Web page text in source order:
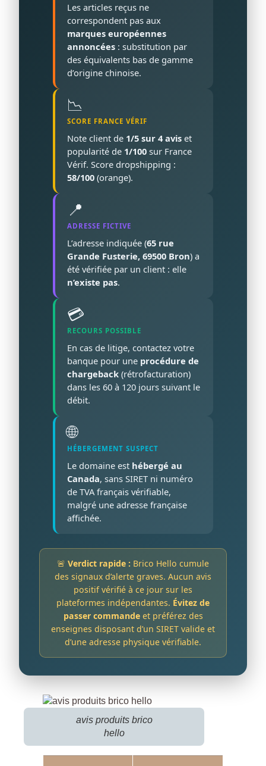
Les articles reçus ne
correspondent pas aux
marques européennes
annoncées : substitution par
des équivalents bas de gamme
d’origine chinoise.
📉
SCORE FRANCE VÉRIF
Note client de 1/5 sur 4 avis et
popularité de 1/100 sur France
Vérif. Score dropshipping :
58/100 (orange).
📍
ADRESSE FICTIVE
L’adresse indiquée (65 rue
Grande Fusterie, 69500 Bron) a
été vérifiée par un client : elle
n’existe pas.
💳
RECOURS POSSIBLE
En cas de litige, contactez votre
banque pour une procédure de
chargeback (rétrofacturation)
dans les 60 à 120 jours suivant le
débit.
🌐
HÉBERGEMENT SUSPECT
Le domaine est hébergé au
Canada, sans SIRET ni numéro
de TVA français vérifiable,
malgré une adresse française
affichée.
🚨 Verdict rapide : Brico Hello cumule
des signaux d’alerte graves. Aucun avis
positif vérifié à ce jour sur les
plateformes indépendantes. Évitez de
passer commandeet préférez des
enseignes disposant d’un SIRET valide et
d’une adresse physique vérifiable.
avis produits brico
hello